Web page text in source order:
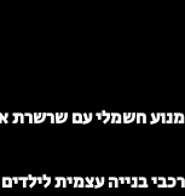
חשמלי עם שרשרת
בנייה עצמית לילדים